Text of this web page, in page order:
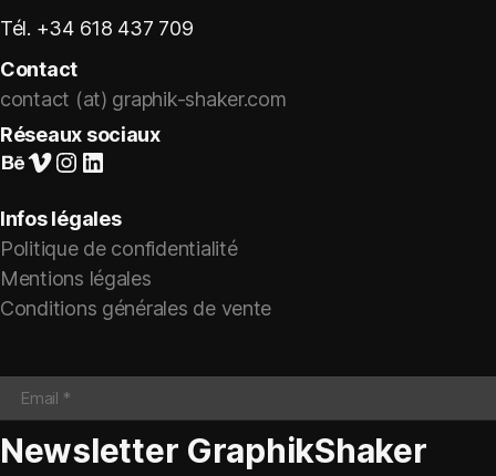
Tél. +34 618 437 709
Contact
contact (at) graphik-shaker.com
Réseaux sociaux
Suivez-nous sur Behance
Vimeo
Instagram
LinkedIn
Infos légales
Politique de confidentialité
Mentions légales
Conditions générales de vente
Newsletter GraphikShaker